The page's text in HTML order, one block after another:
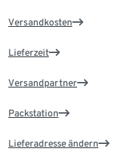
Versandkosten
Lieferzeit
Versandpartner
Packstation
Lieferadresse ändern